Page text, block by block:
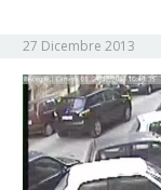
27 Dicembre 2013